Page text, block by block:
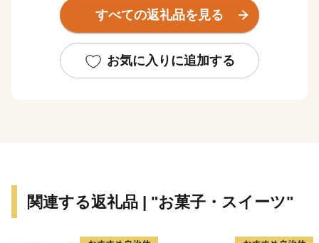
「消滅しない自治体（自立持続可能性自治体）」に選ば
がん治療の実力ランキング日本一の評価を受ける県立静
すべての返礼品を見る
お気に入りに追加する
関連する返礼品 | "お菓子・スイーツ"